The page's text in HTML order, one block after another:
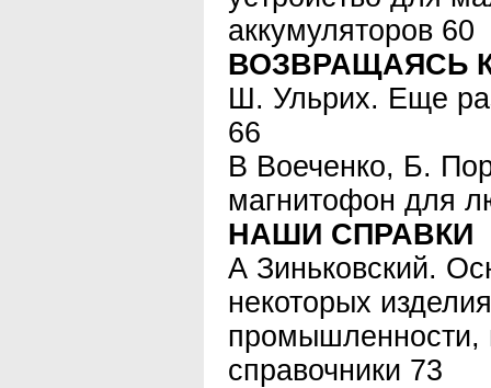
аккумуляторов 60
ВОЗВРАЩАЯСЬ
Ш. Ульрих. Еще
66
В Воеченко, Б.
магнитофон для
НАШИ СПРАВКИ
А Зиньковский.
некоторых
справочники 73